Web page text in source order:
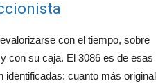
con el tiempo, sobre
con su caja. El 3086 es de esas
identificadas: cuanto más original